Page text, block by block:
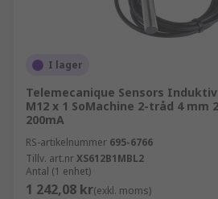
I lager
Telemecanique Sensors
M12 x 1 SoMachine 2-tråd 4 mm
200mA
RS-artikelnummer 695-6766
Tillv. art.nrXS612B1MBL2
Antal (1 enhet)
1 242,08 kr(exkl. moms)